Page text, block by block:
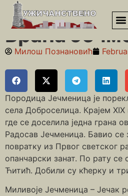
Почетна»Војсковође и ратници»
Браћа
Милош Познановић
Породица Јечменица је
села Доброселица. Крајем
где се доселила једна грана
Радосав Јечменица. Бавио
повратку из Првог светског
опанчарски занат. По рату
Ћитић. Добили су кћерку и
Миливоје Јечменица – Јечак